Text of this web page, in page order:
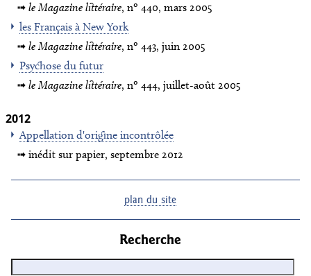
le Magazine littéraire, nº 440, mars 2005
les Français à New York
le Magazine littéraire, nº 443, juin 2005
Psychose du futur
le Magazine littéraire, nº 444, juillet-août 2005
2012
Appellation d'origine incontrôlée
inédit sur papier, septembre 2012
plan du site
Recherche